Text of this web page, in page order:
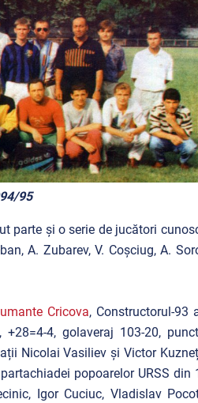
95
parte și o serie de jucători
A. Zubarev, V. Coșciug, A.
Cricova, Constructorul-93
4, golaveraj 103-20,
Nicolai Vasiliev și Victor
popoarelor URSS din
Igor Cuciuc, Vladislav